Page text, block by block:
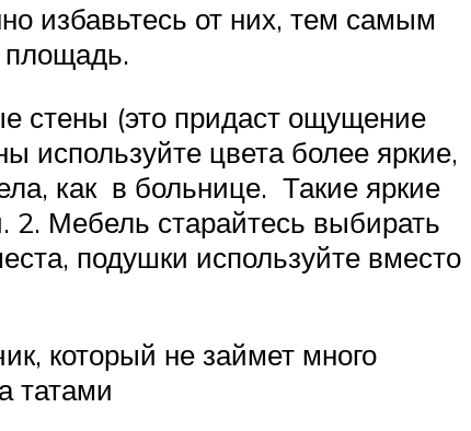
избавьтесь от них, тем самым
площадь.
стены (это придаст ощущение
используйте цвета более яркие,
как в больнице. Такие яркие
2. Мебель старайтесь выбирать
подушки используйте вместо
который не займет много
татами